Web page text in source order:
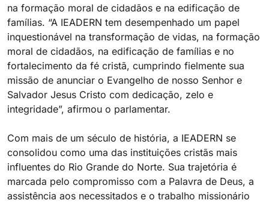
na formação moral de cidadãos e na edificação de
famílias. “A IEADERN tem desempenhado um papel
inquestionável na transformação de vidas, na formação
moral de cidadãos, na edificação de famílias e no
fortalecimento da fé cristã, cumprindo fielmente sua
missão de anunciar o Evangelho de nosso Senhor e
Salvador Jesus Cristo com dedicação, zelo e
integridade”, afirmou o parlamentar.
Com mais de um século de história, a IEADERN se
consolidou como uma das instituições cristãs mais
influentes do Rio Grande do Norte. Sua trajetória é
marcada pelo compromisso com a Palavra de Deus, a
assistência aos necessitados e o trabalho missionário